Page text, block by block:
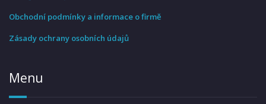
Obchodní podmínky a informace o firmě
Zásady ochrany osobních údajů
Menu